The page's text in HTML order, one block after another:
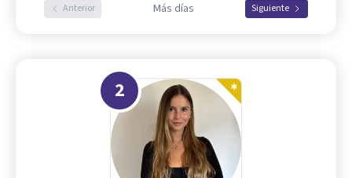
Anterior Más días Siguiente
2